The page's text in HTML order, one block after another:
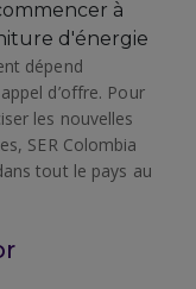
dépend
d’offre. Pour
les nouvelles
SER Colombia
tout le pays au